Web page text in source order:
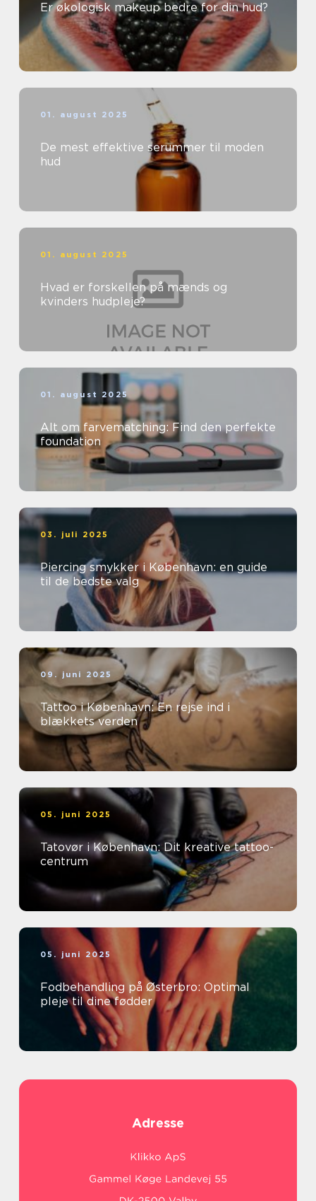
Er økologisk makeup bedre for din hud?
01. august 2025
De mest effektive serummer til moden
hud
01. august 2025
Hvad er forskellen på mænds og
kvinders hudpleje?
01. august 2025
Alt om farvematching: Find den perfekte
foundation
03. juli 2025
Piercing smykker i København: en guide
til de bedste valg
09. juni 2025
Tattoo i København: En rejse ind i
blækkets verden
05. juni 2025
Tatovør i København: Dit kreative tattoo-
centrum
05. juni 2025
Fodbehandling på Østerbro: Optimal
pleje til dine fødder
Adresse